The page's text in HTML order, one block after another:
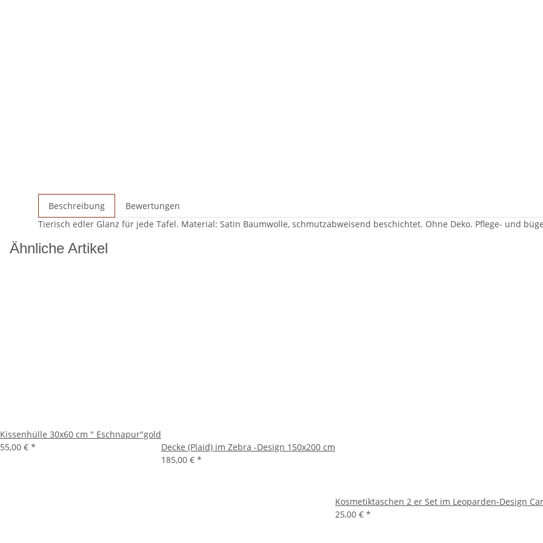
Beschreibung
Bewertungen
Tierisch edler Glanz für jede Tafel. Material: Satin Baumwolle, schmutzabweisend beschichtet. Ohne Deko. Pflege- und
Ähnliche Artikel
Kissenhülle 30x60 cm " Eschnapur"gold
55,00 € *
Decke (Plaid) im Zebra -Design 150x200 cm
185,00 € *
Kosmetiktaschen 2 er Set im Leoparden-Design
25,00 € *